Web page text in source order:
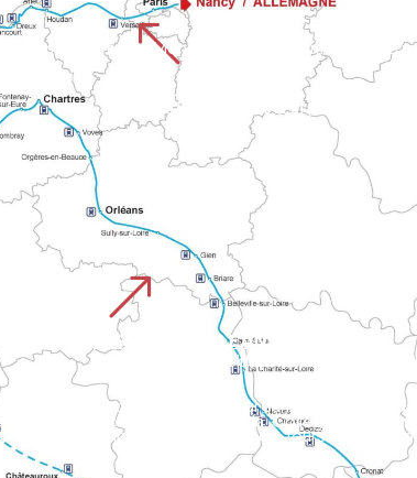
%
CHEMIN DE PARIS
Parte dalla capitale e si unisce alla rete dei sentieri della Normandia verso il Mont. Combina tratti urbani e rurali
&
STRADA D'ORLEANS CHARTRES
Collega la Valle della Loira alla Normandia, passando per la Cattedrale di Chartres. Il percorso attraversa Le Perche, le foreste di
Monte Bianco e di Compostela. Collega i
Normandia fino a Mont-Saint-Malo. Unisce il